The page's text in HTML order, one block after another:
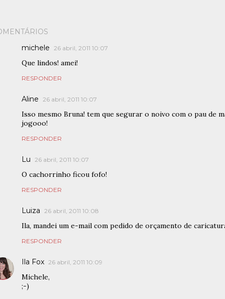
michele 26 abril, 2011 10:07
Que lindos! amei!
RESPONDER
Aline 26 abril, 2011 10:07
Isso mesmo Bruna! tem que segurar o noivo com o pau de
jogooo!
RESPONDER
Lu 26 abril, 2011 10:07
O cachorrinho ficou fofo!
RESPONDER
Luiza 26 abril, 2011 10:08
Ila, mandei um e-mail com pedido de orçamento de
RESPONDER
Ila Fox 26 abril, 2011 10:09
Michele,
;-)